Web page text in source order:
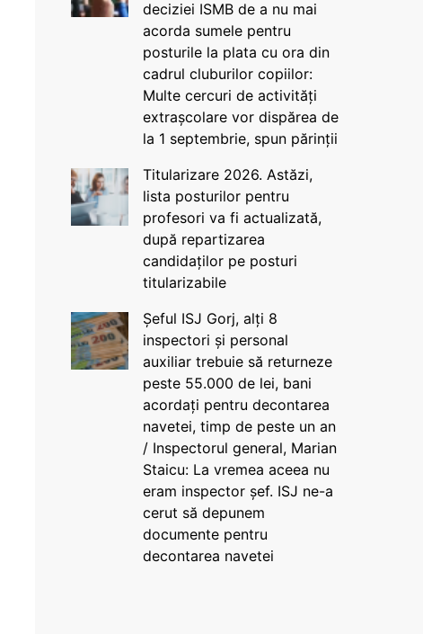
deciziei ISMB de a nu mai
acorda sumele pentru
posturile la plata cu ora din
cadrul cluburilor copiilor:
Multe cercuri de activități
extrașcolare vor dispărea de
la 1 septembrie, spun părinții
Titularizare 2026. Astăzi,
lista posturilor pentru
profesori va fi actualizată,
după repartizarea
candidaților pe posturi
titularizabile
Șeful ISJ Gorj, alți 8
inspectori și personal
auxiliar trebuie să returneze
peste 55.000 de lei, bani
acordați pentru decontarea
navetei, timp de peste un an
/ Inspectorul general, Marian
Staicu: La vremea aceea nu
eram inspector șef. ISJ ne-a
cerut să depunem
documente pentru
decontarea navetei